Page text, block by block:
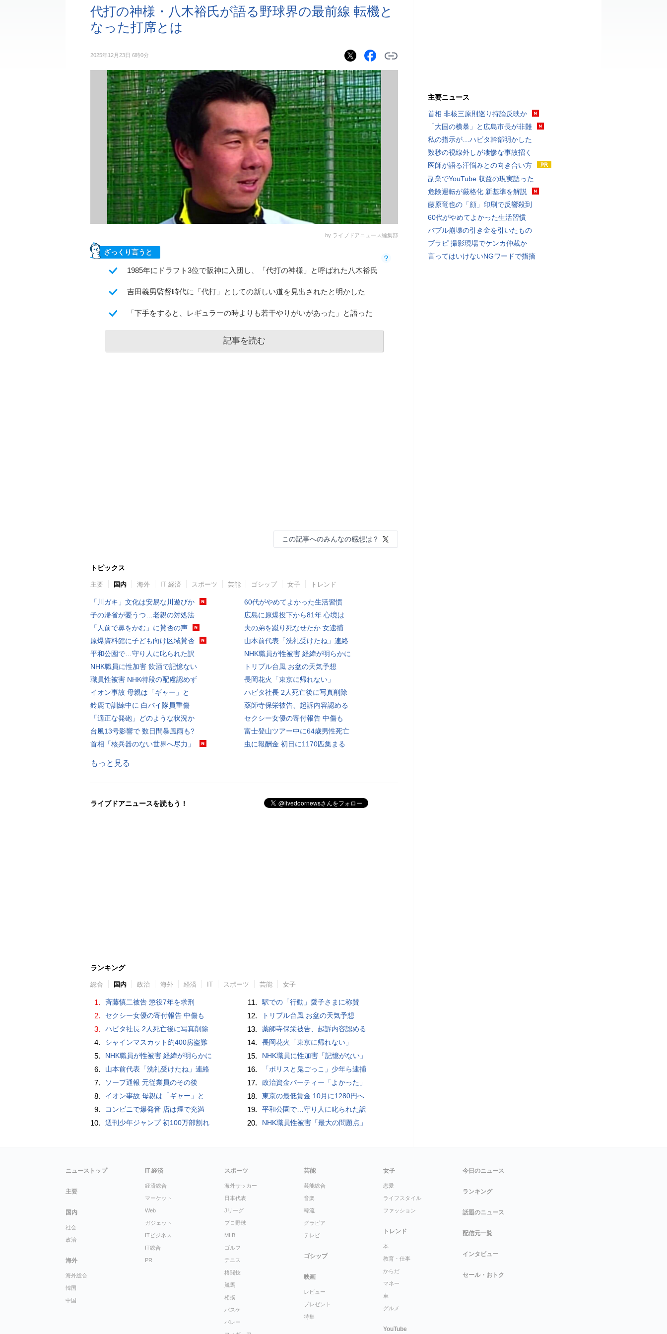
代打の神様・八木裕氏が語る野球界の最前線 転機と
なった打席とは
2025年12月23日 6時0分
by ライブドアニュース編集部
ざっくり言うと
1985年にドラフト3位で阪神に入団し、「代打の神様」と呼ばれた八木裕氏
吉田義男監督時代に「代打」としての新しい道を見出されたと明かした
「下手をすると、レギュラーの時よりも若干やりがいがあった」と語った
記事を読む
この記事へのみんなの感想は？
トピックス
主要 国内 海外 IT 経済 スポーツ 芸能 ゴシップ 女子 トレンド
「川ガキ」文化は安易な川遊びか
子の帰省が憂うつ…老親の対処法
「人前で鼻をかむ」に賛否の声
原爆資料館に子ども向け区域賛否
平和公園で…守り人に叱られた訳
NHK職員に性加害 飲酒で記憶ない
職員性被害 NHK特段の配慮認めず
イオン事故 母親は「ギャー」と
鈴鹿で訓練中に 白バイ隊員重傷
「適正な発砲」どのような状況か
台風13号影響で 数日間暴風雨も?
首相「核兵器のない世界へ尽力」
60代がやめてよかった生活習慣
広島に原爆投下から81年 心境は
夫の弟を蹴り死なせたか 女逮捕
山本前代表「洗礼受けたね」連絡
NHK職員が性被害 経緯が明らかに
トリプル台風 お盆の天気予想
長岡花火「東京に帰れない」
ハビタ社長 2人死亡後に写真削除
薬師寺保栄被告、起訴内容認める
セクシー女優の寄付報告 中傷も
富士登山ツアー中に64歳男性死亡
虫に報酬金 初日に1170匹集まる
もっと見る
ライブドアニュースを読もう！
ランキング
総合 国内 政治 海外 経済 IT スポーツ 芸能 女子
1. 斉藤慎二被告 懲役7年を求刑
2. セクシー女優の寄付報告 中傷も
3. ハビタ社長 2人死亡後に写真削除
4. シャインマスカット約400房盗難
5. NHK職員が性被害 経緯が明らかに
6. 山本前代表「洗礼受けたね」連絡
7. ソープ通報 元従業員のその後
8. イオン事故 母親は「ギャー」と
9. コンビニで爆発音 店は煙で充満
10. 週刊少年ジャンプ 初100万部割れ
11. 駅での「行動」愛子さまに称賛
12. トリプル台風 お盆の天気予想
13. 薬師寺保栄被告、起訴内容認める
14. 長岡花火「東京に帰れない」
15. NHK職員に性加害「記憶がない」
16. 「ポリスと鬼ごっこ」少年ら逮捕
17. 政治資金パーティー「よかった」
18. 東京の最低賃金 10月に1280円へ
19. 平和公園で…守り人に叱られた訳
20. NHK職員性被害「最大の問題点」
主要ニュース
首相 非核三原則巡り持論反映か
「大国の横暴」と広島市長が非難
私の指示が…ハビタ幹部明かした
数秒の視線外しが凄惨な事故招く
医師が語る汗悩みとの向き合い方
副業でYouTube 収益の現実語った
危険運転が厳格化 新基準を解説
藤原竜也の「顔」印刷で反響殺到
60代がやめてよかった生活習慣
バブル崩壊の引き金を引いたもの
ブラピ 撮影現場でケンカ仲裁か
言ってはいけないNGワードで指摘
ニューストップ
主要
国内
社会
政治
海外
海外総合
韓国
中国
IT 経済
経済総合
マーケット
Web
ガジェット
ITビジネス
IT総合
PR
スポーツ
海外サッカー
日本代表
Jリーグ
プロ野球
MLB
ゴルフ
テニス
格闘技
競馬
相撲
バスケ
バレー
芸能
芸能総合
音楽
韓流
グラビア
テレビ
ゴシップ
映画
レビュー
プレゼント
特集
女子
恋愛
ライフスタイル
ファッション
トレンド
本
教育・仕事
からだ
マネー
車
グルメ
YouTube
今日のニュース
ランキング
話題のニュース
配信元一覧
インタビュー
セール・おトク